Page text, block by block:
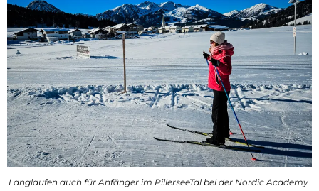
Langlaufen auch für Anfänger im PillerseeTal bei der Nordic Academy